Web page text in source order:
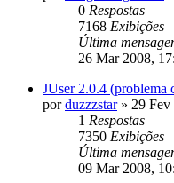
0 Respostas
7168 Exibições
Última
26 Mar 2008,
JUser 2.0.4 (problema
porduzzzstar» 29
1 Respostas
7350 Exibições
Última
09 Mar 2008,